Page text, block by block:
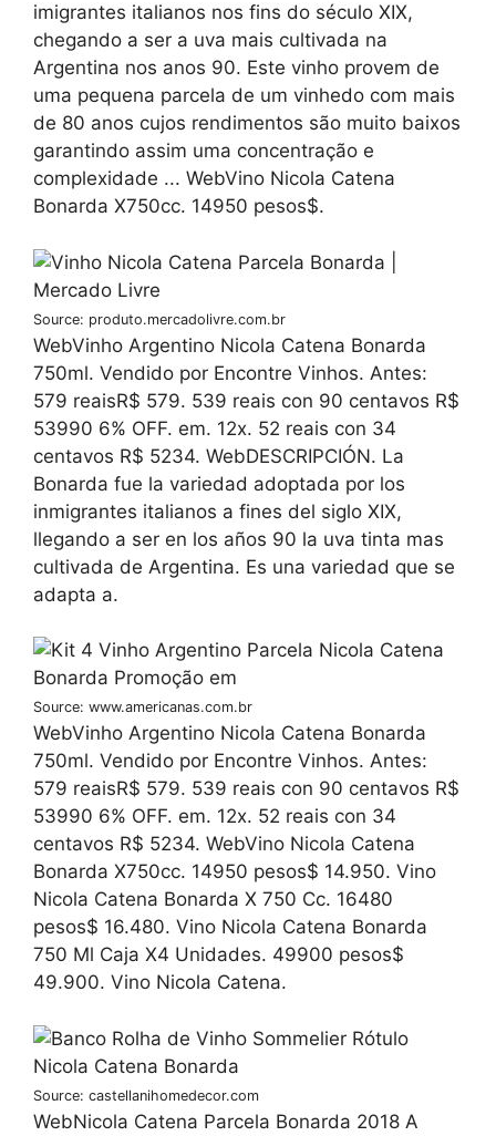
imigrantes italianos nos fins do século XIX,
chegando a ser a uva mais cultivada na
Argentina nos anos 90. Este vinho provem de
uma pequena parcela de um vinhedo com mais
de 80 anos cujos rendimentos são muito baixos
garantindo assim uma concentração e
complexidade ... WebVino Nicola Catena
Bonarda X750cc. 14950 pesos$.
Source: produto.mercadolivre.com.br
WebVinho Argentino Nicola Catena Bonarda
750ml. Vendido por Encontre Vinhos. Antes:
579 reaisR$ 579. 539 reais con 90 centavos R$
53990 6% OFF. em. 12x. 52 reais con 34
centavos R$ 5234. WebDESCRIPCIÓN. La
Bonarda fue la variedad adoptada por los
inmigrantes italianos a fines del siglo XIX,
llegando a ser en los años 90 la uva tinta mas
cultivada de Argentina. Es una variedad que se
adapta a.
Source: www.americanas.com.br
WebVinho Argentino Nicola Catena Bonarda
750ml. Vendido por Encontre Vinhos. Antes:
579 reaisR$ 579. 539 reais con 90 centavos R$
53990 6% OFF. em. 12x. 52 reais con 34
centavos R$ 5234. WebVino Nicola Catena
Bonarda X750cc. 14950 pesos$ 14.950. Vino
Nicola Catena Bonarda X 750 Cc. 16480
pesos$ 16.480. Vino Nicola Catena Bonarda
750 Ml Caja X4 Unidades. 49900 pesos$
49.900. Vino Nicola Catena.
Source: castellanihomedecor.com
WebNicola Catena Parcela Bonarda 2018 A